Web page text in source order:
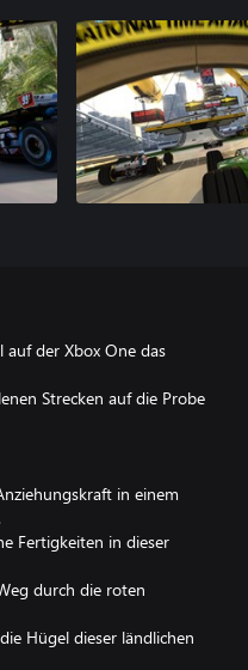
der Xbox One das
Strecken auf die Probe
in einem
Fertigkeiten in dieser
durch die roten
Hügel dieser ländlichen